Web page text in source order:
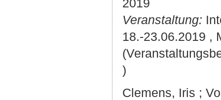
2019
Veranstaltung:
18.-23.06.2019 ,
)
Clemens, Iris ;